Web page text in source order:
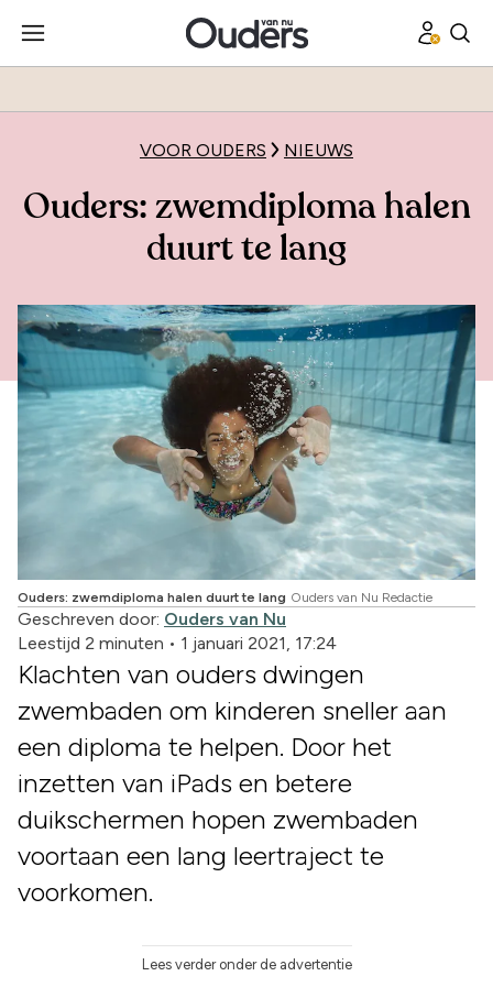
VOOR OUDERS NIEUWS
Ouders: zwemdiploma halen
duurt te lang
Ouders: zwemdiploma halen duurt te lang Ouders van Nu Redactie
Geschreven door: Ouders van Nu
Leestijd 2 minuten • 1 januari 2021, 17:24
Klachten van ouders dwingen
zwembaden om kinderen sneller aan
een diploma te helpen. Door het
inzetten van iPads en betere
duikschermen hopen zwembaden
voortaan een lang leertraject te
voorkomen.
Lees verder onder de advertentie